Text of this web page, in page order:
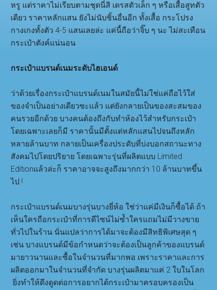
หรู แต่ราคาไม่เรียบตามชุดนี่สิ เดรสตัวเล็ก ๆ หรือเสื้อสูทตัว
เดียว ราคาหลักแสน ยังไม่นับชิ้นอื่นอีก ทั้งเสื้อ กระโปรง
กางเกงทั้งตัว 4-5 แสนเลยล่ะ แค่นี้ถือว่าจิ๊บ ๆ นะ ไม่สะเทือน
กระเป๋าตังค์แน่นอน
กระเป๋าแบรนด์เนมระดับไฮเอนด์
ว่าด้วยเรื่องกระเป๋าแบรนด์เนมในสมัยนี้ไม่ใช่แค่ถือไว้ใส่
ของจำเป็นอย่างเดียวซะแล้ว แต่ยังกลายเป็นของสะสมของ
คนรวยอีกด้วย บางคนต้องถึงกับทำห้องไว้สำหรับกระเป๋า
โดยเฉพาะเลยก็มี ราคานั้นมีตั้งแต่หลักแสนไปจนถึงหลัก
หลายล้านบาท กลายเป็นเครื่องประดับที่บ่งบอกสถานะทาง
สังคมไปโดยปริยาย โดยเฉพาะรุ่นที่ผลิตแบบ Limited
Editionแล้วล่ะก็ ราคาอาจจะสูงถึงมากกว่า 10 ล้านบาทขึ้น
ไป !
กระเป๋าแบรนด์เนมบางรุ่นบางยี่ห้อ ใช่ว่าแค่มีเงินก็ซื้อได้ ถ้า
เห็นใครถือกระเป๋าที่การดีไซน์ไม่ซ้ำใครแถมไม่มีวางขาย
ทั่วไปในร้าน นั่นแปลว่าการได้มาจะต้องมีสิทธิพิเศษสุด ๆ
เช่น บางแบรนด์มีข้อกำหนดว่าจะต้องเป็นลูกค้าของแบรนด์
มายาวนานและซื้อในจำนวนที่มากพอ เพราะราคาและการ
ผลิตออกมาในจำนวนที่จำกัด บางรุ่นผลิตมาแค่ 2 ใบในโลก
ยิ่งทำให้ดึงดูดต่อการอยากได้กระเป๋ามาครอบครองเป็น